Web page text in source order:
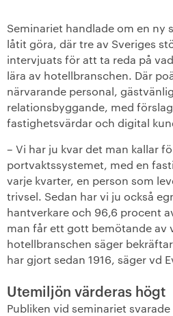
Vår boendeform
Jobba hos oss
Seminariet handlade om en ny
låtit göra, där tre av Sveriges
intervjuats för att ta reda på
lära av hotellbranschen. Där
närvarande personal,
relationsbyggande, med
fastighetsvärdar och digital
– Vi har ju kvar det man kallar
portvaktssystemet, med en
varje kvarter, en person som
trivsel. Sedan har vi ju också
hantverkare och 96,6 procent
man får ett gott bemötande av
hotellbranschen säger
har gjort sedan 1916, säger vd
Utemiljön värderas högt
Publiken vid seminariet